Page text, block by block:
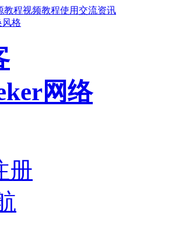
教程视频教程使用交流资讯
风格
册